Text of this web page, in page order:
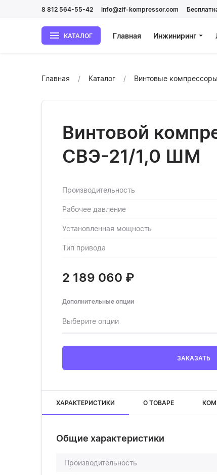
8 812 564-55-42 info@zif-kompressor.com
КАТАЛОГ Главная Инжиниринг
Главная Каталог Винтовые компрессоры
Винтовой
СВЭ-21/1,0 ШМ
Производительность
Рабочее давление
Установленная мощность
Тип привода
2 189 060 ₽
Дополнительные опции
Выберите опции
ЗАКАЗАТЬ
ХАРАКТЕРИСТИКИ О ТОВАРЕ
Общие характеристики
Производительность